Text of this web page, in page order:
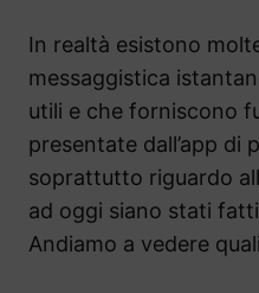
In realtà esistono
messaggistica
utili e che forniscono
presentate dall’app di
soprattutto riguardo
ad oggi siano stati
Andiamo a vedere